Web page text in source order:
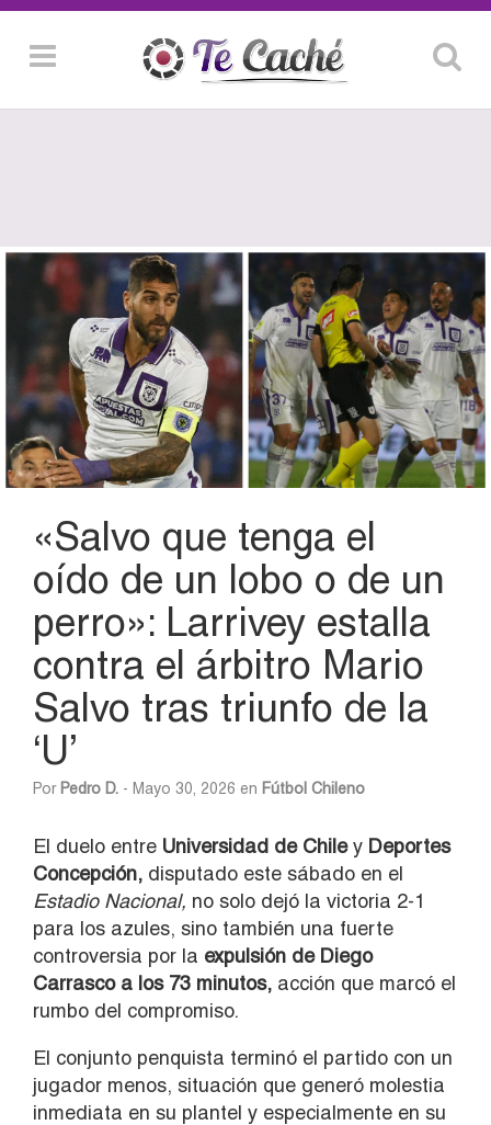
«Salvo que tenga el
oído de un lobo o de un
perro»: Larrivey estalla
contra el árbitro Mario
Salvo tras triunfo de la
‘U’
Por Pedro D. - Mayo 30, 2026 en Fútbol Chileno
El duelo entre Universidad de Chiley Deportes
Concepción, disputado este sábado en el
Estadio Nacional, no solo dejó la victoria 2-1
para los azules, sino también una fuerte
controversia por la expulsión de Diego
Carrasco a los 73 minutos, acción que marcó el
rumbo del compromiso.
El conjunto penquista terminó el partido con un
jugador menos, situación que generó molestia
inmediata en su plantel y especialmente en su